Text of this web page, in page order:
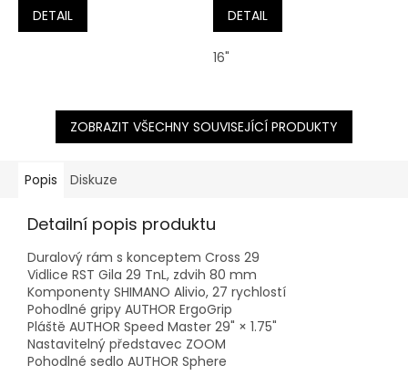
DETAIL DETAIL
16"
ZOBRAZIT VŠECHNY SOUVISEJÍCÍ PRODUKTY
Popis Diskuze
Detailní popis produktu
Duralový rám s konceptem Cross 29
Vidlice RST Gila 29 TnL, zdvih 80 mm
Komponenty SHIMANO Alivio, 27 rychlostí
Pohodlné gripy AUTHOR ErgoGrip
Pláště AUTHOR Speed Master 29" × 1.75"
Nastavitelný představec ZOOM
Pohodlné sedlo AUTHOR Sphere